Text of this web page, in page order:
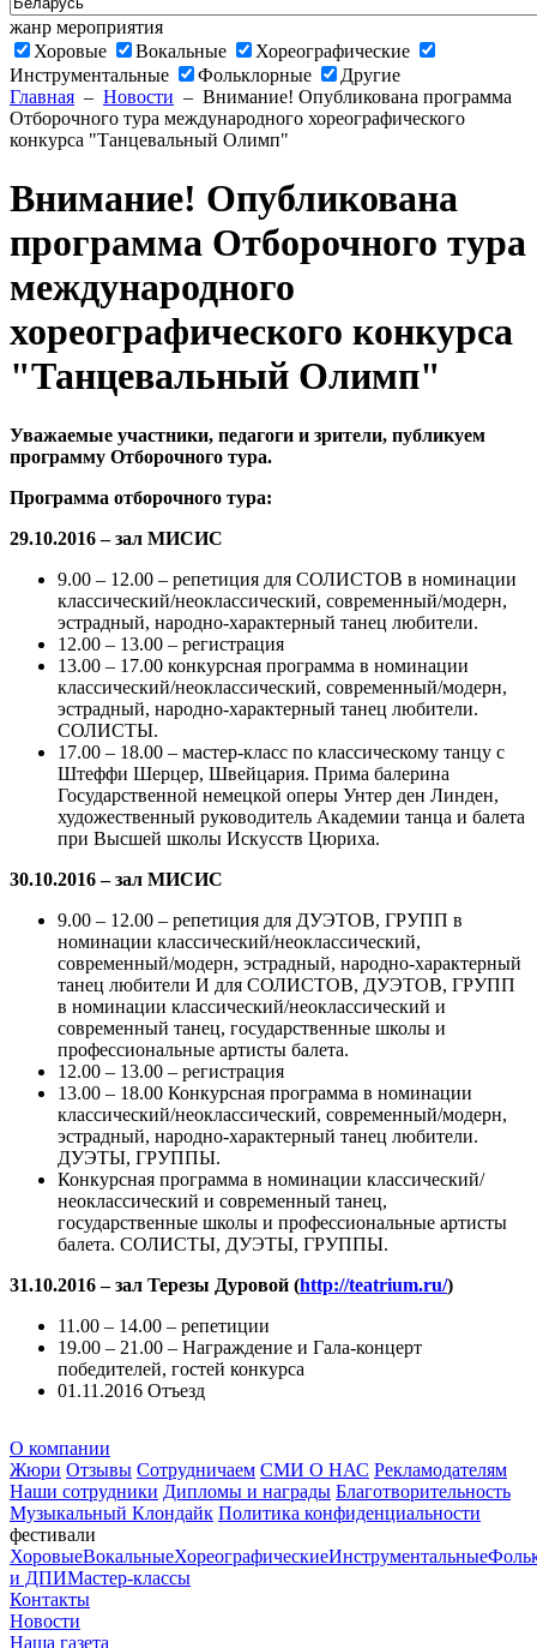
жанр мероприятия
Хоровые
Вокальные
Хореографические
Инструментальные
Фольклорные
Другие
Главная – Новости – Внимание! Опубликована программа
Отборочного тура международного хореографического
конкурса "Танцевальный Олимп"
Внимание! Опубликована
программа Отборочного тура
международного
хореографического конкурса
"Танцевальный Олимп"
Уважаемые участники, педагоги и зрители, публикуем
программу Отборочного тура.
Программа отборочного тура:
29.10.2016 – зал МИСИС
9.00 – 12.00 – репетиция для СОЛИСТОВ в номинации
классический/неоклассический, современный/модерн,
эстрадный, народно-характерный танец любители.
12.00 – 13.00 – регистрация
13.00 – 17.00 конкурсная программа в номинации
классический/неоклассический, современный/модерн,
эстрадный, народно-характерный танец любители.
СОЛИСТЫ.
17.00 – 18.00 – мастер-класс по классическому танцу с
Штеффи Шерцер, Швейцария. Прима балерина
Государственной немецкой оперы Унтер ден Линден,
художественный руководитель Академии танца и балета
при Высшей школы Искусств Цюриха.
30.10.2016 – зал МИСИС
9.00 – 12.00 – репетиция для ДУЭТОВ, ГРУПП в
номинации классический/неоклассический,
современный/модерн, эстрадный, народно-характерный
танец любители И для СОЛИСТОВ, ДУЭТОВ, ГРУПП
в номинации классический/неоклассический и
современный танец, государственные школы и
профессиональные артисты балета.
12.00 – 13.00 – регистрация
13.00 – 18.00 Конкурсная программа в номинации
классический/неоклассический, современный/модерн,
эстрадный, народно-характерный танец любители.
ДУЭТЫ, ГРУППЫ.
Конкурсная программа в номинации классический/
неоклассический и современный танец,
государственные школы и профессиональные артисты
балета. СОЛИСТЫ, ДУЭТЫ, ГРУППЫ.
31.10.2016 – зал Терезы Дуровой (http://teatrium.ru/)
11.00 – 14.00 – репетиции
19.00 – 21.00 – Награждение и Гала-концерт
победителей, гостей конкурса
01.11.2016 Отъезд
О компании
Жюри Отзывы Сотрудничаем СМИ О НАС Рекламодателям
Наши сотрудники Дипломы и награды Благотворительность
Музыкальный Клондайк Политика конфиденциальности
фестивали
ХоровыеВокальныеХореографическиеИнструментальные
и ДПИМастер-классы
Контакты
Новости
Наша газета